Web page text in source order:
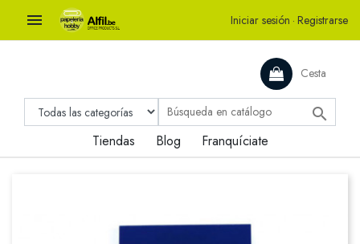
 Iniciar sesión · Registrarse
Cesta

Tiendas Blog Franquíciate